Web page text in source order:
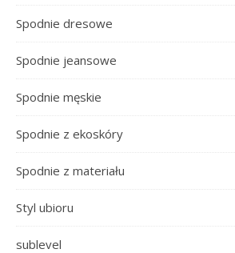
Spodnie dresowe
Spodnie jeansowe
Spodnie męskie
Spodnie z ekoskóry
Spodnie z materiału
Styl ubioru
sublevel